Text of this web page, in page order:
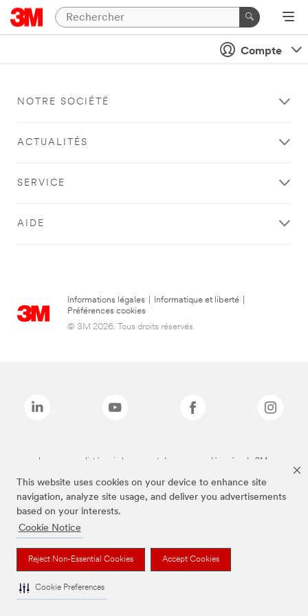
This website uses cookies on your device to enhance site
navigation, analyze site usage, and deliver you advertisements
based on your interests.
Cookie Notice
Reject Non-Essential Cookies Accept Cookies
Cookie Preferences
Compte
NOTRE SOCIÉTÉ
ACTUALITÉS
SERVICE
AIDE
Informations légales Informatique et liberté
Préférences cookies
© 3M 2026. Tous droits réservés.
Les marques listées ci-dessus sont des marques déposées de 3M.